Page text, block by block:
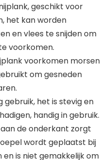
geschikt voor
het kan worden
en vlees te snijden om
voorkomen.
voorkomen morsen
om gesneden
gebruik, het is stevig en
handig in gebruik.
de onderkant zorgt
wordt geplaatst bij
is niet gemakkelijk om